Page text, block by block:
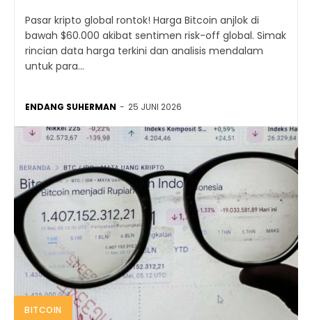
Pasar kripto global rontok! Harga Bitcoin anjlok di
bawah $60.000 akibat sentimen risk-off global. Simak
rincian data harga terkini dan analisis mendalam
untuk para...
ENDANG SUHERMAN - 25 JUNI 2026
BITCOIN